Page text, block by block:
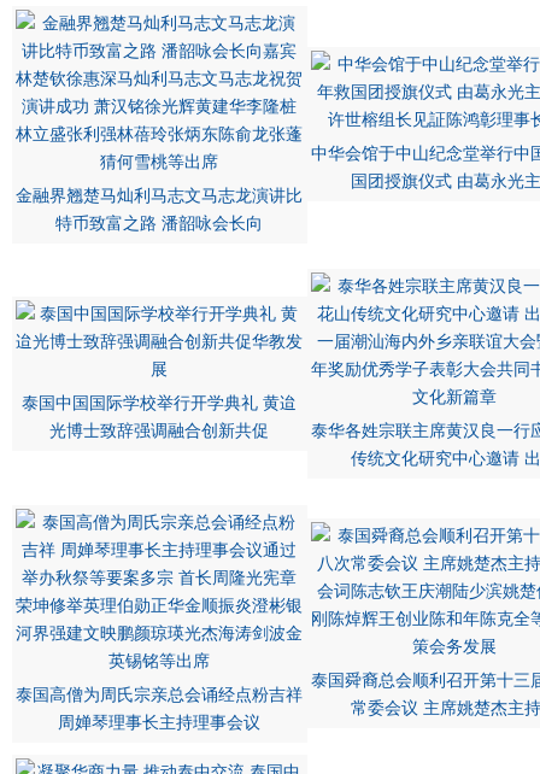
金融界翘楚马灿利马志文马志龙演讲比
特币致富之路 潘韶咏会长向
中华会馆于中山纪念堂举行中
国团授旗仪式 由葛永光
泰国中国国际学校举行开学典礼 黄迨
光博士致辞强调融合创新共促
泰华各姓宗联主席黄汉良一行
传统文化研究中心邀请
泰国高僧为周氏宗亲总会诵经点粉吉祥
周婵琴理事长主持理事会议
泰国舜裔总会顺利召开第十三
常委会议 主席姚楚杰主